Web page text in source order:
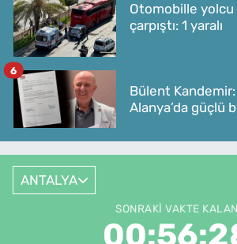
Otomobille
çarpıştı: 1 yaralı
Bülent
Alanya’da güçlü
6
ANTALYA
SONRAKI VAKTE KALAN